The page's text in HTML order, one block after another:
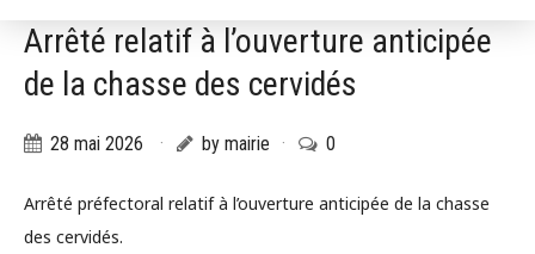
Arrêté relatif à l’ouverture anticipée
de la chasse des cervidés
28 mai 2026 by mairie 0
Arrêté préfectoral relatif à l’ouverture anticipée de la chasse
des cervidés.